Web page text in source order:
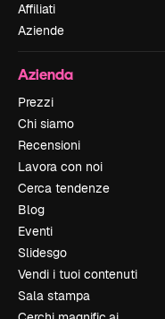
Affiliati
Aziende
Azienda
Prezzi
Chi siamo
Recensioni
Lavora con noi
Cerca tendenze
Blog
Eventi
Slidesgo
Vendi i tuoi contenuti
Sala stampa